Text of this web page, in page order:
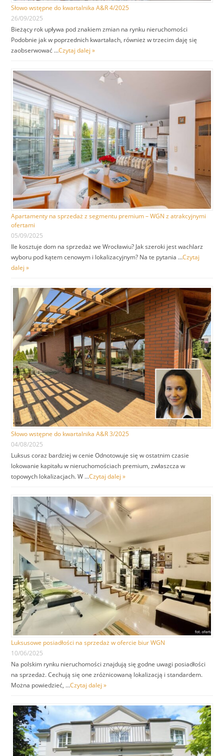
Słowo wstępne do kwartalnika A&R 4/2025
26/09/2025
Bieżący rok upływa pod znakiem zmian na rynku nieruchomości
Podobnie jak w poprzednich kwartałach, również w trzecim daję się
zaobserwować …Czytaj dalej »
Apartamenty na sprzedaż z segmentu premium – WGN z atrakcyjnymi
ofertami
05/09/2025
Ile kosztuje dom na sprzedaż we Wrocławiu? Jak szeroki jest wachlarz
wyboru pod kątem cenowym i lokalizacyjnym? Na te pytania …Czytaj
dalej »
Słowo wstępne do kwartalnika A&R 3/2025
04/08/2025
Luksus coraz bardziej w cenie Odnotowuje się w ostatnim czasie
lokowanie kapitału w nieruchomościach premium, zwłaszcza w
topowych lokalizacjach. W …Czytaj dalej »
Luksusowe posiadłości na sprzedaż w ofercie biur WGN
10/06/2025
Na polskim rynku nieruchomości znajdują się godne uwagi posiadłości
na sprzedaż. Cechują się one zróżnicowaną lokalizacją i standardem.
Można powiedzieć, …Czytaj dalej »